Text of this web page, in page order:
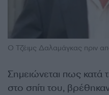
Ο Τζέιμς Δαλαμάγκας πριν
Σημειώνεται πως
στο σπίτι του,